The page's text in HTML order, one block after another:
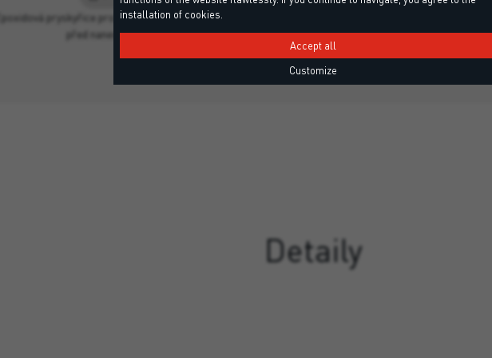
Epoxidová pryskyřice pro předběžnou úpravu savých povrchů
před nanesením epoxidových…
Zpevnění a vyztužení
vnější i
Detaily
installation of cookies.
Accept all
Customize